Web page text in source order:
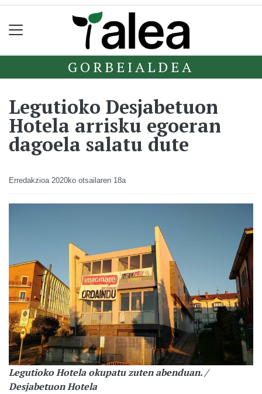
GORBEIALDEA
Legutioko Desjabetuon
Hotela arrisku egoeran
dagoela salatu dute
Erredakzioa 2020ko otsailaren 18a
Legutioko Hotela okupatu zuten abenduan. /
Desjabetuon Hotela